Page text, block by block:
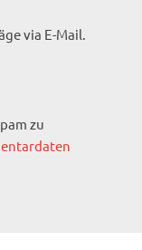
via E-Mail.
zu